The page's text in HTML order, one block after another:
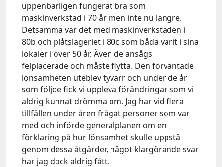
uppenbarligen fungerat bra som
maskinverkstad i 70 år men inte nu längre.
Detsamma var det med maskinverkstaden i
80b och plåtslageriet i 80c som båda varit i sina
lokaler i över 50 år. Även de ansågs
felplacerade och måste flytta. Den förväntade
lönsamheten uteblev tyvärr och under de år
som följde fick vi uppleva förändringar som vi
aldrig kunnat drömma om. Jag har vid flera
tillfällen under åren frågat personer som var
med och införde generalplanen om en
förklaring på hur lönsamhet skulle uppstå
genom dessa åtgärder, något klargörande svar
har jag dock aldrig fått.